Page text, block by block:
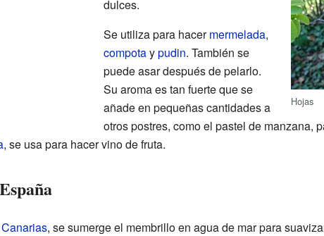
Hojas
dulces.
Se utiliza para hacermermelada,
compotaypudin. También se
puede asar después de pelarlo.
Su aroma es tan fuerte que se
añade en pequeñas cantidades a
otros postres, como el pastel de manzana,
, se usa para hacer vino de fruta.
Canarias, se sumerge el membrillo en agua de mar para